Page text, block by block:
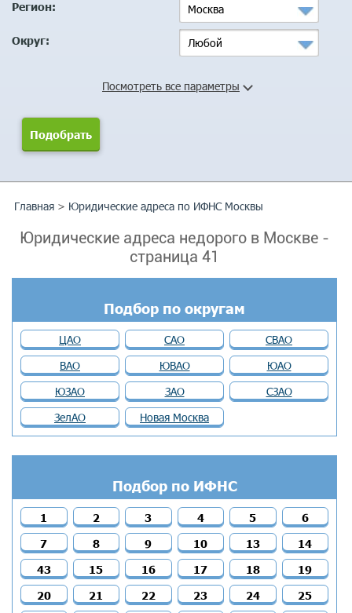
Регион: Москва
Округ: Любой
Посмотреть все параметры
Главная > Юридические адреса по ИФНС Москвы
Юридические адреса недорого в Москве -
cтраница 41
Подбор по округам
ЦАО САО
СВАО
ВАО
ЮВАО
ЮАО
ЮЗАО
ЗАО
СЗАО
ЗелАО
Новая Москва
Подбор по ИФНС
1 2 3 4 5
6
7
8 9 10 13
14
43
15 16 17 18
19
20
21 22 23 24
25